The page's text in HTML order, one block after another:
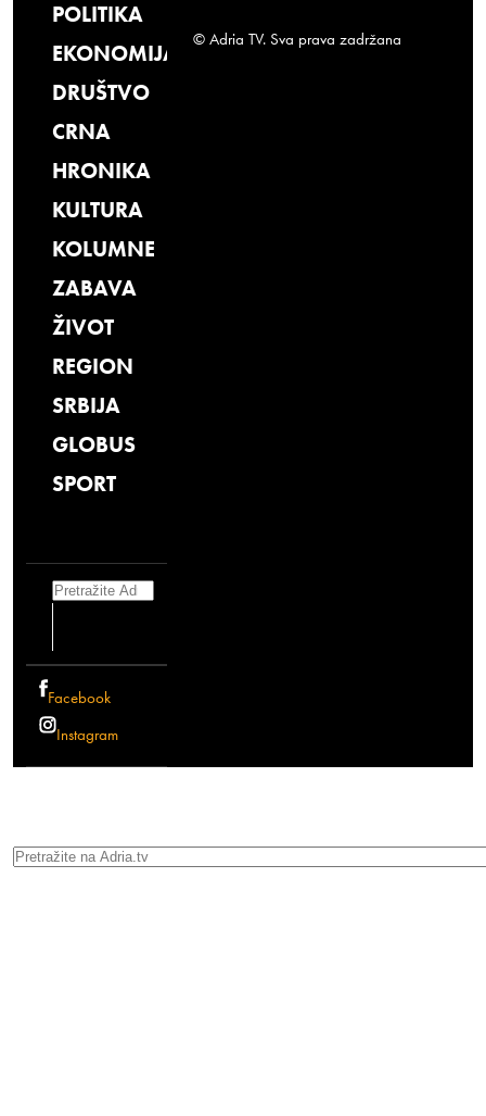
POLITIKA
EKONOMIJA
DRUŠTVO
CRNA
HRONIKA
KULTURA
KOLUMNE
ZABAVA
ŽIVOT
REGION
SRBIJA
GLOBUS
SPORT
Search
Facebook
Instagram
© Adria TV. Sva prava zadržana
Search